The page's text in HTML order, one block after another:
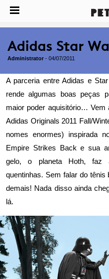
Adidas Star
Administrator - 04/07/2011
A parceria entre Adidas e
rende algumas boas peças
maior poder aquisitório… Vem
Adidas Originals 2011 Fall/
nomes enormes) inspirada
Empire Strikes Back e sua
gelo, o planeta Hoth, faz
quentinhas. Sem falar do
demais! Nada disso ainda
lá.